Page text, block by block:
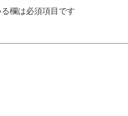
欄は必須項目です